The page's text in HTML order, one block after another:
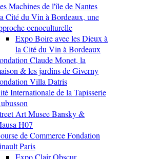
Machines de l'île de Nantes
Cité du Vin à Bordeaux, une
oenoculturelle
Expo Boire avec les Dieux à
la Cité du Vin à Bordeaux
Claude Monet, la
& les jardins de Giverny
Villa Datris
Internationale de la Tapisserie
Art Musee Bansky &
H07
de Commerce Fondation
Paris